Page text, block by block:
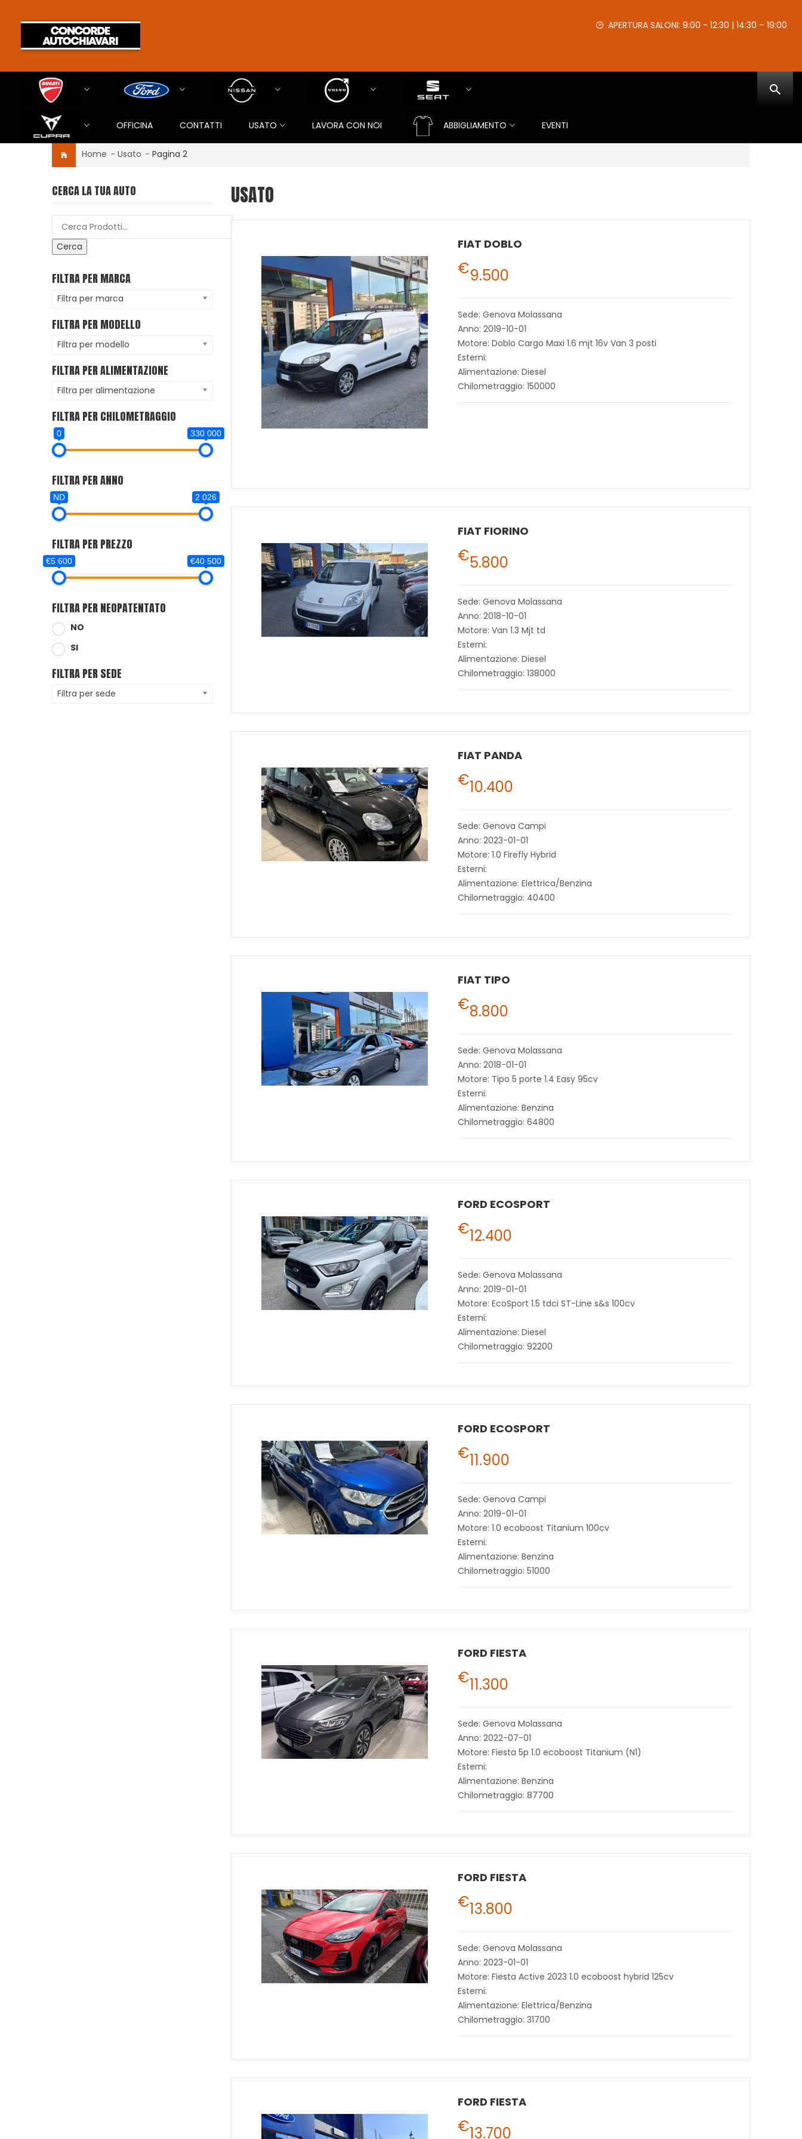
APERTURA SALONI: 9:00 - 12:30 | 14:30 – 19:00
OFFICINA CONTATTI USATO LAVORA CON NOI ABBIGLIAMENTO EVENTI
Home - Usato - Pagina 2
CERCA LA TUA AUTO
Cerca
FILTRA PER MARCA
Filtra per marca
FILTRA PER MODELLO
Filtra per modello
FILTRA PER ALIMENTAZIONE
Filtra per alimentazione
FILTRA PER CHILOMETRAGGIO
0 330 000
FILTRA PER ANNO
ND 2 026
FILTRA PER PREZZO
€5 600 €40 500
FILTRA PER NEOPATENTATO
NO
SI
FILTRA PER SEDE
Filtra per sede
USATO
FIAT DOBLO
€9.500
Sede: Genova Molassana
Anno: 2019-10-01
Motore: Doblo Cargo Maxi 1.6 mjt 16v Van 3 posti
Esterni:
Alimentazione: Diesel
Chilometraggio: 150000
FIAT FIORINO
€5.800
Sede: Genova Molassana
Anno: 2018-10-01
Motore: Van 1.3 Mjt td
Esterni:
Alimentazione: Diesel
Chilometraggio: 138000
FIAT PANDA
€10.400
Sede: Genova Campi
Anno: 2023-01-01
Motore: 1.0 Firefly Hybrid
Esterni:
Alimentazione: Elettrica/Benzina
Chilometraggio: 40400
FIAT TIPO
€8.800
Sede: Genova Molassana
Anno: 2018-01-01
Motore: Tipo 5 porte 1.4 Easy 95cv
Esterni:
Alimentazione: Benzina
Chilometraggio: 64800
FORD ECOSPORT
€12.400
Sede: Genova Molassana
Anno: 2019-01-01
Motore: EcoSport 1.5 tdci ST-Line s&s 100cv
Esterni:
Alimentazione: Diesel
Chilometraggio: 92200
FORD ECOSPORT
€11.900
Sede: Genova Campi
Anno: 2019-01-01
Motore: 1.0 ecoboost Titanium 100cv
Esterni:
Alimentazione: Benzina
Chilometraggio: 51000
FORD FIESTA
€11.300
Sede: Genova Molassana
Anno: 2022-07-01
Motore: Fiesta 5p 1.0 ecoboost Titanium (N1)
Esterni:
Alimentazione: Benzina
Chilometraggio: 87700
FORD FIESTA
€13.800
Sede: Genova Molassana
Anno: 2023-01-01
Motore: Fiesta Active 2023 1.0 ecoboost hybrid 125cv
Esterni:
Alimentazione: Elettrica/Benzina
Chilometraggio: 31700
FORD FIESTA
€13.700